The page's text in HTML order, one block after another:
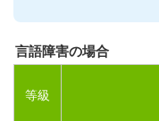
言語障害の場合
等級